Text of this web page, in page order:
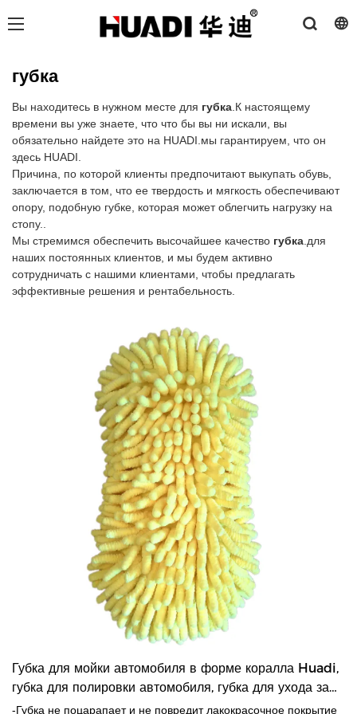
губка
Вы находитесь в нужном месте для губка.К настоящему
времени вы уже знаете, что что бы вы ни искали, вы
обязательно найдете это на HUADI.мы гарантируем, что он
здесь HUADI.
Причина, по которой клиенты предпочитают выкупать обувь,
заключается в том, что ее твердость и мягкость обеспечивают
опору, подобную губке, которая может облегчить нагрузку на
стопу..
Мы стремимся обеспечить высочайшее качество губка.для
наших постоянных клиентов, и мы будем активно
сотрудничать с нашими клиентами, чтобы предлагать
эффективные решения и рентабельность.
Губка для мойки автомобиля в форме коралла Huadi,
губка для полировки автомобиля, губка для ухода за
автомобилем
-Губка не поцарапает и не повредит лакокрасочное покрытие